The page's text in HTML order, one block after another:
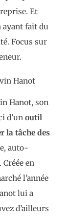
Et
ayant fait du
Focus sur
Hanot
Hanot, son
d’un outil
la tâche des
auto-
en
l’année
lui a
d’ailleurs